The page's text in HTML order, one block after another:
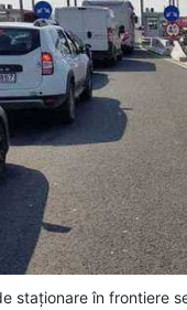
staționare în frontiere